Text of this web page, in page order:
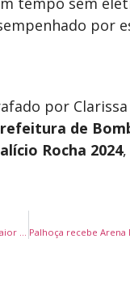
por
por
de
Rocha 2024
Expocentro de Balneário Camboriú consolida-se como palco do maior evento de customização da América Latina